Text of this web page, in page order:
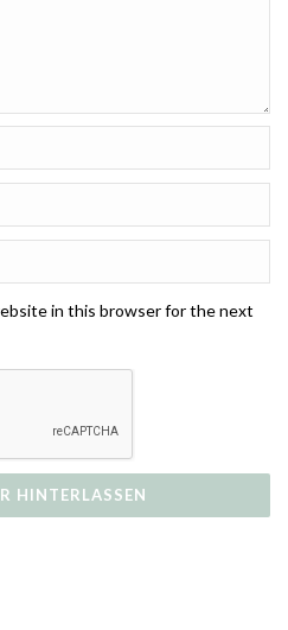
in this browser for the next